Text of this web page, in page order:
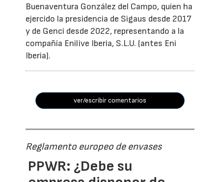
Buenaventura González del Campo, quien ha
ejercido la presidencia de Sigaus desde 2017
y de Genci desde 2022, representando a la
compañía Enilive Iberia, S.L.U. (antes Eni
Iberia).
ver/escribir comentarios
Reglamento europeo de envases
PPWR: ¿Debe su